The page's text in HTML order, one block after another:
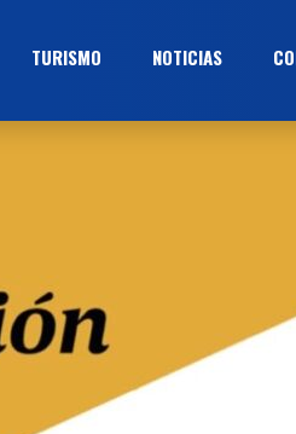
TURISMO NOTICIAS